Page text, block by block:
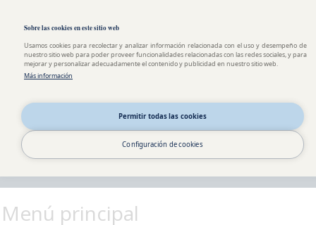
Sobre las cookies en este sitio web
Usamos cookies para recolectar y analizar información relacionada con el uso y desempeño de
nuestro sitio web para poder proveer funcionalidades relacionadas con las redes sociales, y para
mejorar y personalizar adecuadamente el contenido y publicidad en nuestro sitio web.
Más información
Permitir todas las cookies
Configuración de cookies
Menú principal